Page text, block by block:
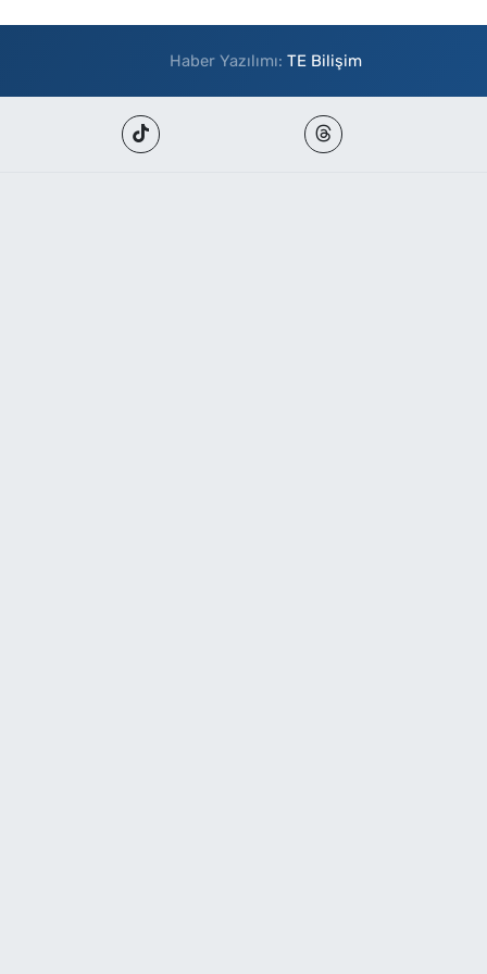
Haber Yazılımı:TE Bilişim